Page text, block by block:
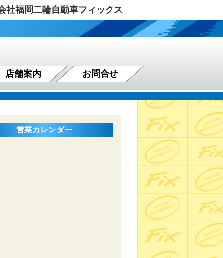
社福岡二輪自動車フィックス
店舗案内 お問合せ
営業カレンダー